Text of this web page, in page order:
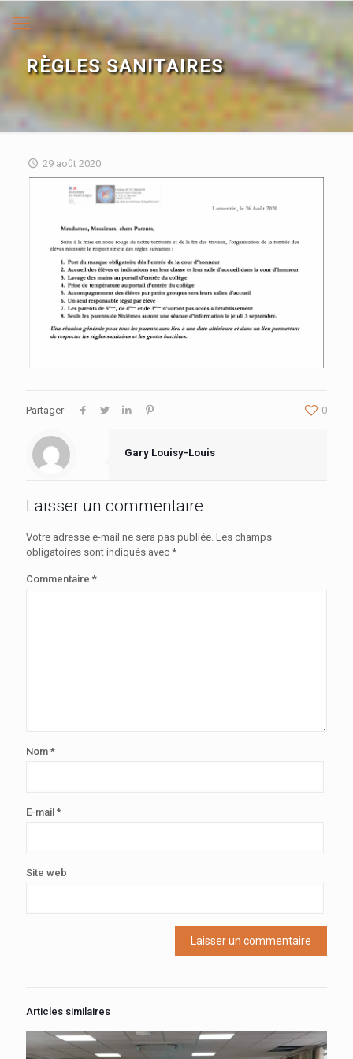
RÈGLES SANITAIRES
29 août 2020
Partager 0
Gary Louisy-Louis
Laisser un commentaire
Votre adresse e-mail ne sera pas publiée. Les champs
obligatoires sont indiqués avec *
Commentaire *
Nom *
E-mail *
Site web
Articles similaires